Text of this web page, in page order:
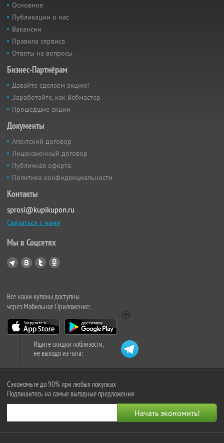
Основное
Публикации о нас
Вакансии
Правила сервиса
Ответы на вопросы
Бизнес-Партнёрам
Давайте сделаем акцию!
Заработайте, как Вебмастер
Прошедшие акции
Документы
Агентский договор
Лицензионный договор
Публичная оферта
Политика конфиденциальности
Контакты
sprosi@kupikupon.ru
Связаться с нами
Мы в Соцсетях
Все наши купоны доступны
через Мобильное Приложение:
Ищите скидки поблизости,
не выходя из чата:
Сэкономьте до 90% при любых покупках
Подпишитесь на самые выгодные предложения